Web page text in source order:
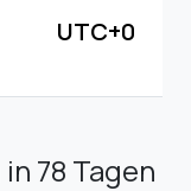
UTC+0
in 78 Tagen